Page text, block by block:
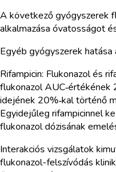
A következő gyógyszerek
alkalmazása óvatosságot
Egyéb gyógyszerek hatása
Rifampicin: Flukonazol és
flukonazol AUC‑értékének
idejének 20%‑kal történő
Egyidejűleg rifampicinnel
flukonazol dózisának
Interakciós vizsgálatok
flukonazol-felszívódás